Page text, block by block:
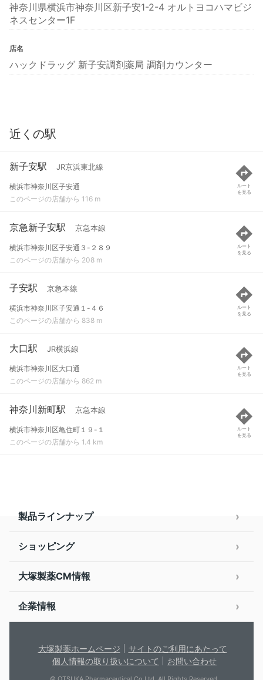
神奈川県横浜市神奈川区新子安1-2-4 オルトヨコハマビジ
ネスセンター1F
店名
ハックドラッグ 新子安調剤薬局 調剤カウンター
近くの駅
新子安駅 JR京浜東北線
横浜市神奈川区子安通
このページの店舗から 116 m
ルート
を見る
京急新子安駅 京急本線
横浜市神奈川区子安通３-２８９
このページの店舗から 208 m
ルート
を見る
子安駅 京急本線
横浜市神奈川区子安通１-４６
このページの店舗から 838 m
ルート
を見る
大口駅 JR横浜線
横浜市神奈川区大口通
このページの店舗から 862 m
ルート
を見る
神奈川新町駅 京急本線
横浜市神奈川区亀住町１９-１
このページの店舗から 1.4 km
ルート
を見る
製品ラインナップ
ショッピング
大塚製薬CM情報
企業情報
大塚製薬ホームページ
サイトのご利用にあたって
個人情報の取り扱いについて
お問い合わせ